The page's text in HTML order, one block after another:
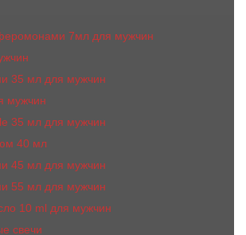
7мл для мужчин
35 мл для мужчин
мужчин
35 мл для мужчин
40 мл
45 мл для мужчин
55 мл для мужчин
10 ml для мужчин
свечи